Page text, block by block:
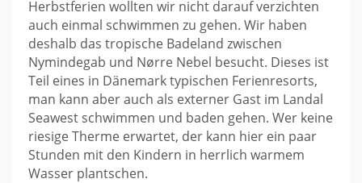
Herbstferien wollten wir nicht darauf verzichten
auch einmal schwimmen zu gehen. Wir haben
deshalb das tropische Badeland zwischen
Nymindegab und Nørre Nebel besucht. Dieses ist
Teil eines in Dänemark typischen Ferienresorts,
man kann aber auch als externer Gast im Landal
Seawest schwimmen und baden gehen. Wer keine
riesige Therme erwartet, der kann hier ein paar
Stunden mit den Kindern in herrlich warmem
Wasser plantschen.